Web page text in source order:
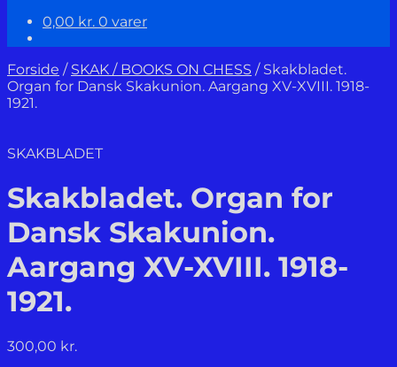
0,00 kr. 0 varer
Forside / SKAK / BOOKS ON CHESS / Skakbladet.
Organ for Dansk Skakunion. Aargang XV-XVIII. 1918-
1921.
SKAKBLADET
Skakbladet. Organ for
Dansk Skakunion.
Aargang XV-XVIII. 1918-
1921.
300,00 kr.